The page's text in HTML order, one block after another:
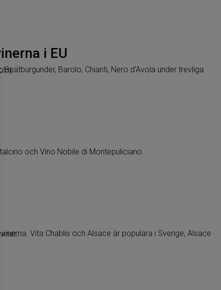
i EU
Stockholm.
och Vino Nobile di Montepuliciano.
sina rosé viner..